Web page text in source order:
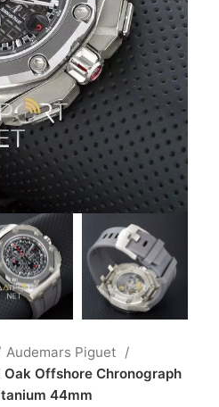
Audemars Piguet
Offshore Chronograph
44mm